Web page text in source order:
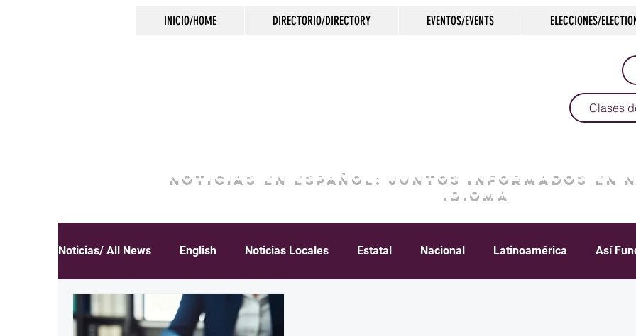
INICIO/HOME DIRECTORIO/DIRECTORY EVENTOS/EVENTS ELECCIONES/
Clases
NOTICIAS EN ESPAÑOL: JUNTOS INFORMADOS EN
IDIOMA
Noticias/ All News English Noticias Locales Estatal Nacional Latinoamérica Así
Educación Inmigración